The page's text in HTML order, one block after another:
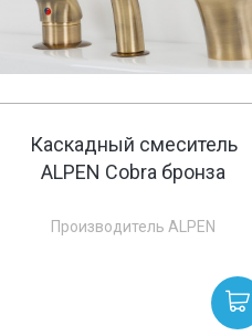
Каскадный смеситель
ALPEN Cobra бронза
Производитель ALPEN